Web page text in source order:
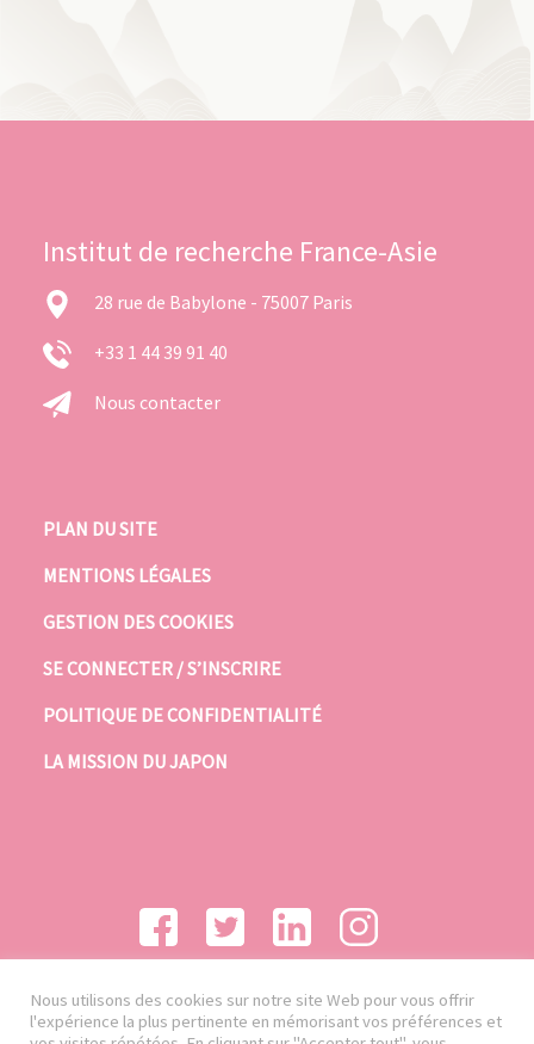
Institut de recherche France-Asie
28 rue de Babylone - 75007 Paris
+33 1 44 39 91 40
Nous contacter
PLAN DU SITE
MENTIONS LÉGALES
GESTION DES COOKIES
SE CONNECTER / S’INSCRIRE
POLITIQUE DE CONFIDENTIALITÉ
LA MISSION DU JAPON
Nous utilisons des cookies sur notre site Web pour vous offrir
l'expérience la plus pertinente en mémorisant vos préférences et